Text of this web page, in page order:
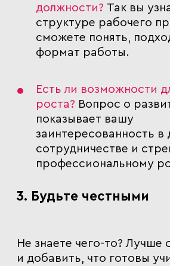
должности? Так вы
структуре рабочего
сможете понять,
формат работы.
Есть ли возможности
роста? Вопрос о
показывает вашу
заинтересованность в
сотрудничестве и
профессиональному
3. Будьте честными
Не знаете чего-то? Лучше
и добавить, что готовы